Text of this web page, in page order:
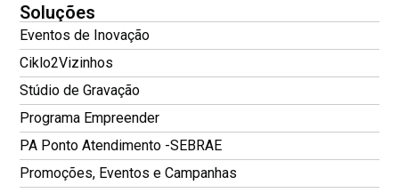
Soluções
Eventos de Inovação
Ciklo2Vizinhos
Stúdio de Gravação
Programa Empreender
PA Ponto Atendimento -SEBRAE
Promoções, Eventos e Campanhas